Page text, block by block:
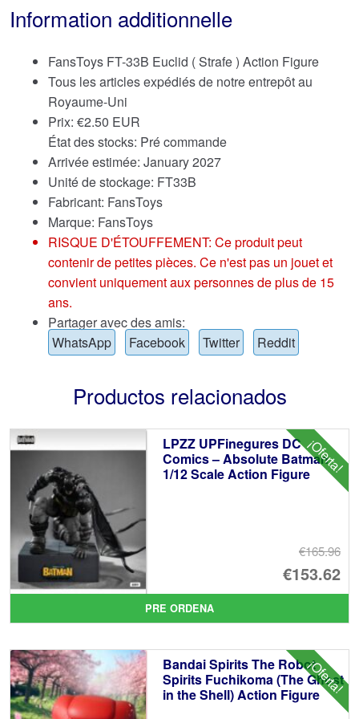
Information additionnelle
FansToys FT-33B Euclid ( Strafe ) Action Figure
Tous les articles expédiés de notre entrepôt au
Royaume-Uni
Prix: €2.50 EUR
État des stocks: Pré commande
Arrivée estimée: January 2027
Unité de stockage: FT33B
Fabricant: FansToys
Marque: FansToys
RISQUE D'ÉTOUFFEMENT: Ce produit peut
contenir de petites pièces. Ce n'est pas un jouet et
convient uniquement aux personnes de plus de 15
ans.
Partager avec des amis:
WhatsApp
Facebook Twitter Reddit
Productos relacionados
¡Oferta!
LPZZ UPFinegures DC
Comics – Absolute Batman
1/12 Scale Action Figure
€165.96
El
€153.62
El
PRE ORDENA
¡Oferta!
Bandai Spirits The Robot
Spirits Fuchikoma (The Ghost
in the Shell) Action Figure